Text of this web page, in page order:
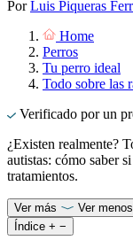
PorLuis Piqueras
Home
Perros
Tu perro ideal
Todo sobre las
Verificado por un
¿Existen realmente?
autistas: cómo saber
tratamientos.
Ver más
Ver menos
Índice + −